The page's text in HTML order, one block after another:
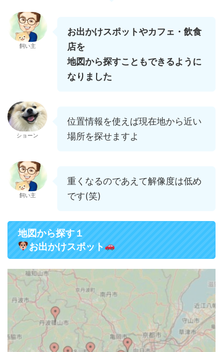
飼い主
お出かけスポットやカフェ・飲食
店を
地図から探すこともできるように
なりました
ショーン
位置情報を使えば現在地から近い
場所を探せますよ
飼い主
重くなるのであえて解像度は低め
です(笑)
地図から探す１
お出かけスポット